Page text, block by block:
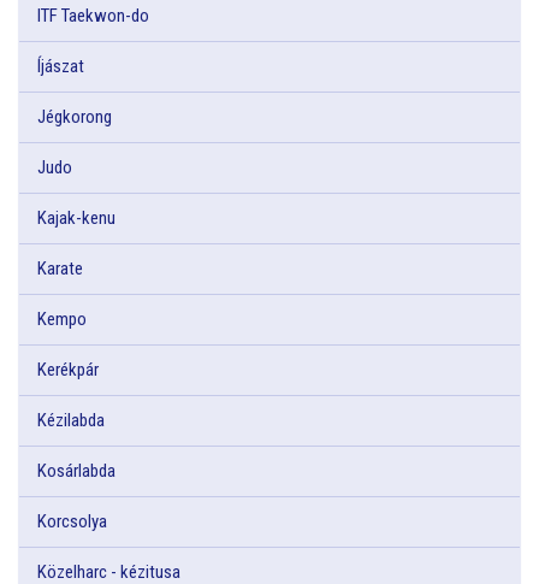
ITF Taekwon-do
Íjászat
Jégkorong
Judo
Kajak-kenu
Karate
Kempo
Kerékpár
Kézilabda
Kosárlabda
Korcsolya
Közelharc - kézitusa